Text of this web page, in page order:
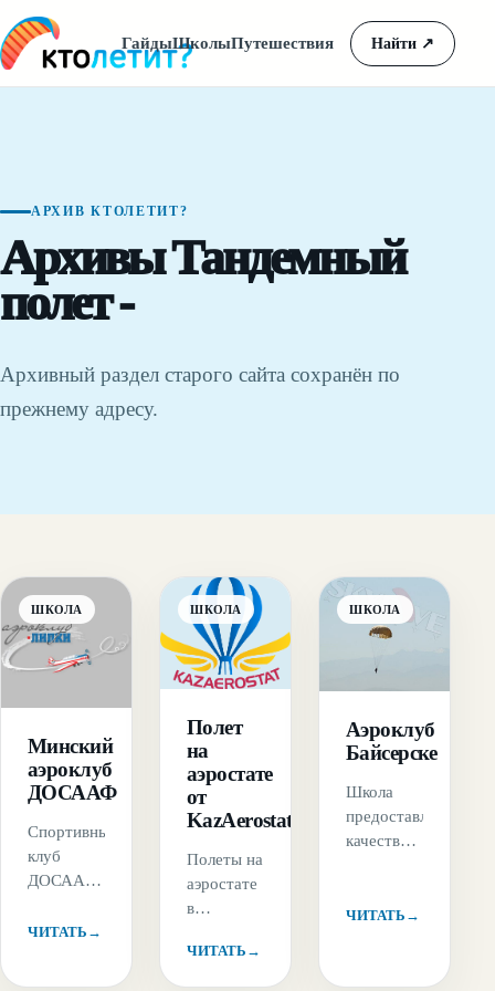
ГайдыШколыПутешествия Найти ↗
АРХИВ КТОЛЕТИТ?
Архивы Тандемный
полет -
Архивный раздел старого сайта сохранён по
прежнему адресу.
ШКОЛА
Минский
аэроклуб
ДОСААФ
Спортивный
клуб
ДОСААФ
Минска
ЧИТАТЬ →
ШКОЛА
Полет
на
аэростате
от
KazAerostat
Полеты на
аэростате
в
или
ЧИТАТЬ →
ШКОЛА
Аэроклуб
Байсерске
Школа
предоставляет
качественную
и вылеты
Авиабаза
ЧИТАТЬ →